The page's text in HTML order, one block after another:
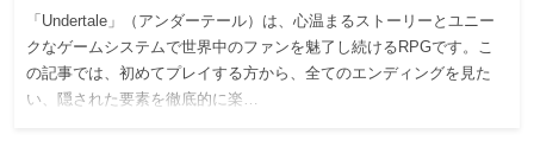
「Undertale」（アンダーテール）は、心温まるストーリーとユニー
クなゲームシステムで世界中のファンを魅了し続けるRPGです。こ
の記事では、初めてプレイする方から、全てのエンディングを見た
い、隠された要素を徹底的に楽…